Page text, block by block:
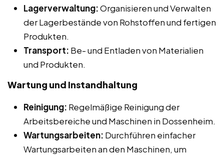
Lagerverwaltung:Organisieren und Verwalten
der Lagerbestände von Rohstoffen und fertigen
Produkten.
Transport: Be- und Entladen von Materialien
und Produkten.
Wartung und Instandhaltung
Reinigung: Regelmäßige Reinigung der
Arbeitsbereiche und Maschinen in Dossenheim.
Wartungsarbeiten: Durchführen einfacher
Wartungsarbeiten an den Maschinen, um